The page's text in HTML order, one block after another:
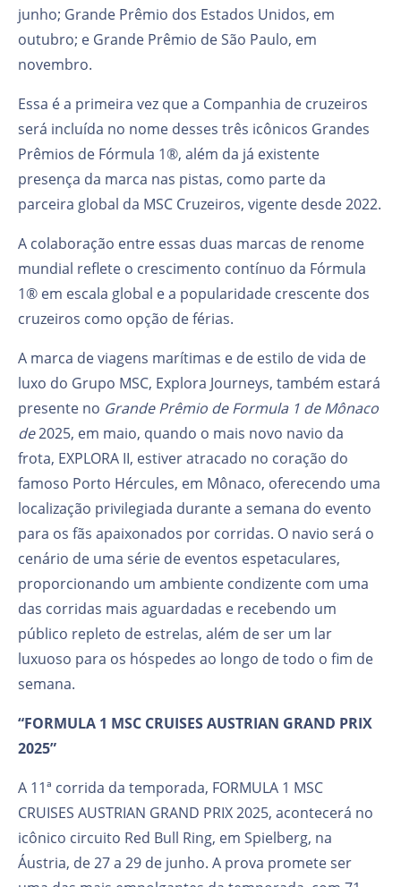
junho; Grande Prêmio dos Estados Unidos, em
outubro; e Grande Prêmio de São Paulo, em
novembro.
Essa é a primeira vez que a Companhia de cruzeiros
será incluída no nome desses três icônicos Grandes
Prêmios de Fórmula 1®, além da já existente
presença da marca nas pistas, como parte da
parceira global da MSC Cruzeiros, vigente desde 2022.
A colaboração entre essas duas marcas de renome
mundial reflete o crescimento contínuo da Fórmula
1® em escala global e a popularidade crescente dos
cruzeiros como opção de férias.
A marca de viagens marítimas e de estilo de vida de
luxo do Grupo MSC, Explora Journeys, também estará
presente no Grande Prêmio de Formula 1 de Mônaco
de2025, em maio, quando o mais novo navio da
frota, EXPLORA II, estiver atracado no coração do
famoso Porto Hércules, em Mônaco, oferecendo uma
localização privilegiada durante a semana do evento
para os fãs apaixonados por corridas. O navio será o
cenário de uma série de eventos espetaculares,
proporcionando um ambiente condizente com uma
das corridas mais aguardadas e recebendo um
público repleto de estrelas, além de ser um lar
luxuoso para os hóspedes ao longo de todo o fim de
semana.
“FORMULA 1 MSC CRUISES AUSTRIAN GRAND PRIX
2025”
A 11ª corrida da temporada, FORMULA 1 MSC
CRUISES AUSTRIAN GRAND PRIX 2025, acontecerá no
icônico circuito Red Bull Ring, em Spielberg, na
Áustria, de 27 a 29 de junho. A prova promete ser